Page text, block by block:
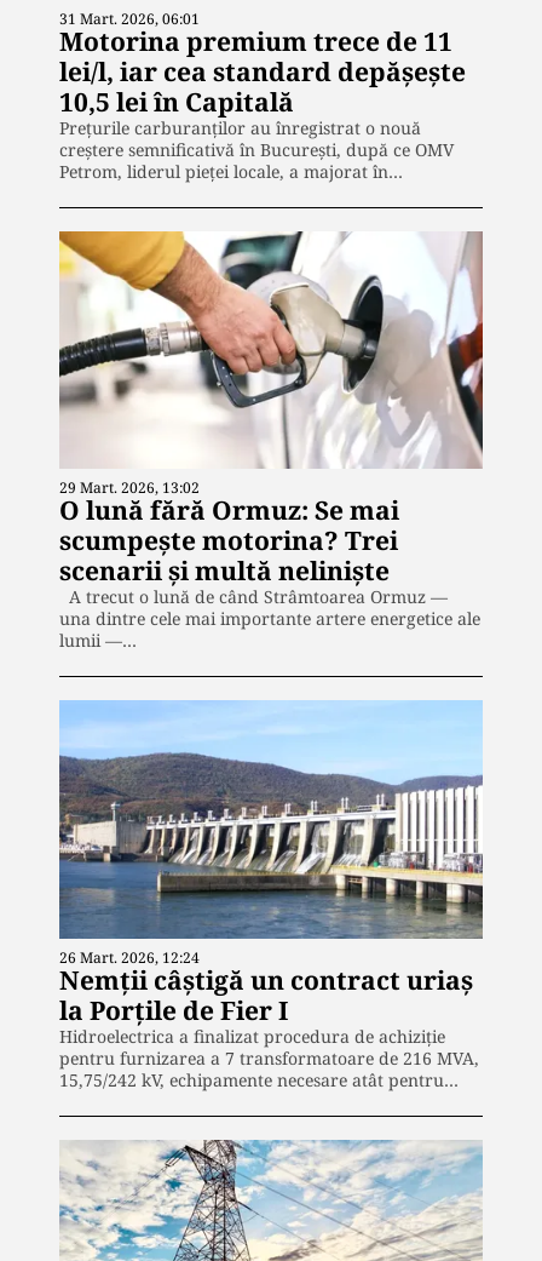
31 Mart. 2026, 06:01
Motorina premium trece de 11
lei/l, iar cea standard depășește
10,5 lei în Capitală
Prețurile carburanților au înregistrat o nouă
creștere semnificativă în București, după ce OMV
Petrom, liderul pieței locale, a majorat în…
29 Mart. 2026, 13:02
O lună fără Ormuz: Se mai
scumpește motorina? Trei
scenarii și multă neliniște
A trecut o lună de când Strâmtoarea Ormuz —
una dintre cele mai importante artere energetice ale
lumii —…
26 Mart. 2026, 12:24
Nemții câștigă un contract uriaș
la Porțile de Fier I
Hidroelectrica a finalizat procedura de achiziție
pentru furnizarea a 7 transformatoare de 216 MVA,
15,75/242 kV, echipamente necesare atât pentru…